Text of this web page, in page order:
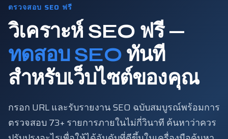
ตรวจสอบ SEO ฟรี
วิเคราะห์ SEO ฟรี —
ทดสอบ SEOทันที
สำหรับเว็บไซต์ของคุณ
กรอก URL และรับรายงาน SEO ฉบับสมบูรณ์พร้อมการ
ตรวจสอบ 73+ รายการภายในไม่กี่วินาที ค้นหาว่าควร